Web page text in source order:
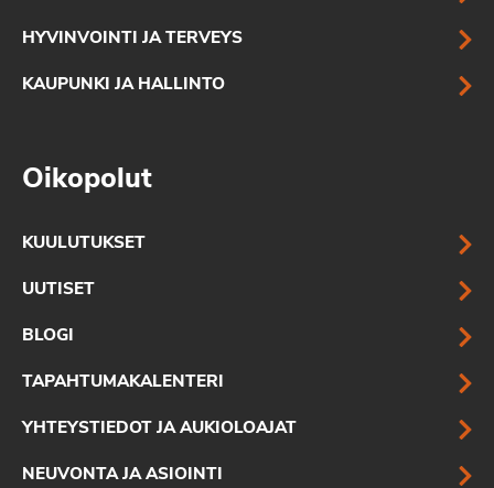
HYVINVOINTI JA TERVEYS
KAUPUNKI JA HALLINTO
Oikopolut
KUULUTUKSET
UUTISET
BLOGI
TAPAHTUMAKALENTERI
YHTEYSTIEDOT JA AUKIOLOAJAT
NEUVONTA JA ASIOINTI